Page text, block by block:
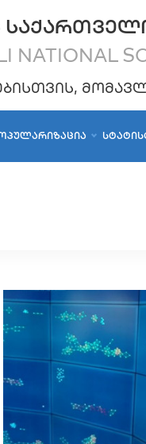
NATIONAL